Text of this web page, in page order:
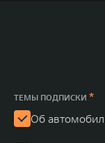
премиальных
С 1998
и
ТЕМЫ ПОДПИСКИ *
Об